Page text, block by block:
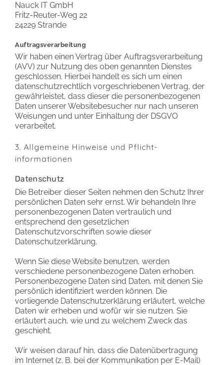
Nauck IT GmbH
Fritz-Reuter-Weg 22
24229 Strande
Auftragsverarbeitung
Wir haben einen Vertrag über Auftragsverarbeitung
(AVV) zur Nutzung des oben genannten Dienstes
geschlossen. Hierbei handelt es sich um einen
datenschutzrechtlich vorgeschriebenen Vertrag, der
gewährleistet, dass dieser die personenbezogenen
Daten unserer Websitebesucher nur nach unseren
Weisungen und unter Einhaltung der DSGVO
verarbeitet.
3. Allgemeine Hinweise und Pflicht­
informationen
Datenschutz
Die Betreiber dieser Seiten nehmen den Schutz Ihrer
persönlichen Daten sehr ernst. Wir behandeln Ihre
personenbezogenen Daten vertraulich und
entsprechend den gesetzlichen
Datenschutzvorschriften sowie dieser
Datenschutzerklärung.
Wenn Sie diese Website benutzen, werden
verschiedene personenbezogene Daten erhoben.
Personenbezogene Daten sind Daten, mit denen Sie
persönlich identifiziert werden können. Die
vorliegende Datenschutzerklärung erläutert, welche
Daten wir erheben und wofür wir sie nutzen. Sie
erläutert auch, wie und zu welchem Zweck das
geschieht.
Wir weisen darauf hin, dass die Datenübertragung
im Internet (z. B. bei der Kommunikation per E-Mail)